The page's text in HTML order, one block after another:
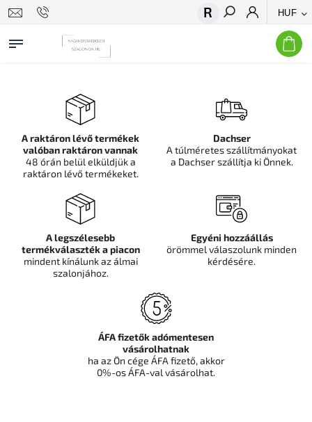
HUF
Keresés
A raktáron lévő termékek
valóban raktáron vannak
48 órán belül elküldjük a
raktáron lévő termékeket.
Dachser
A túlméretes szállítmányokat
a Dachser szállítja ki Önnek.
A legszélesebb
termékválaszték a piacon
mindent kínálunk az álmai
szalonjához.
Egyéni hozzáállás
örömmel válaszolunk minden
kérdésére.
ÁFA fizetők adómentesen
vásárolhatnak
ha az Ön cége ÁFA fizető, akkor
0%-os ÁFA-val vásárolhat.